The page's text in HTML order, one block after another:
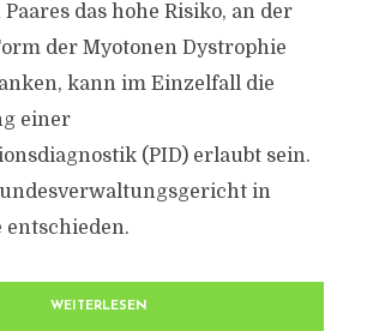
das hohe Risiko, an der
der Myotonen Dystrophie
kann im Einzelfall die
einer
(PID) erlaubt sein.
in
entschieden.
WEITERLESEN